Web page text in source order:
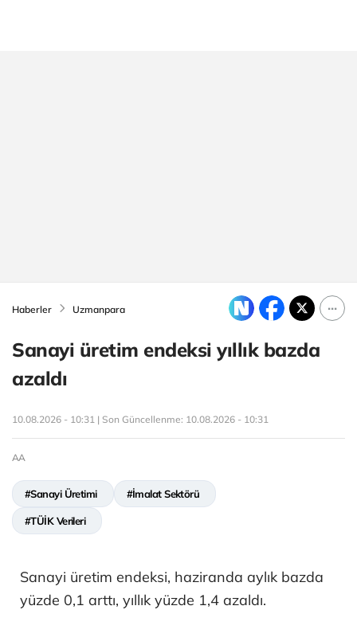
Haberler Uzmanpara
Sanayi üretim endeksi yıllık bazda
azaldı
10.08.2026 - 10:31 | Son Güncellenme: 10.08.2026 - 10:31
AA
#Sanayi Üretimi #İmalat Sektörü
#TÜİK Verileri
Sanayi üretim endeksi, haziranda aylık bazda
yüzde 0,1 arttı, yıllık yüzde 1,4 azaldı.